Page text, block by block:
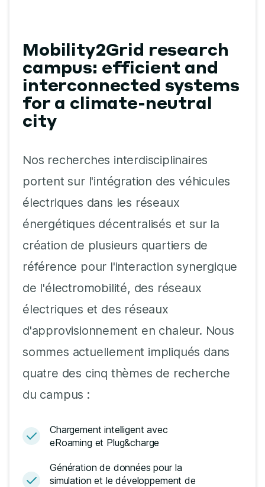
Mobility2Grid research
campus: efficient and
interconnected systems
for a climate-neutral
city
Nos recherches interdisciplinaires
portent sur l'intégration des véhicules
électriques dans les réseaux
énergétiques décentralisés et sur la
création de plusieurs quartiers de
référence pour l'interaction synergique
de l'électromobilité, des réseaux
électriques et des réseaux
d'approvisionnement en chaleur. Nous
sommes actuellement impliqués dans
quatre des cinq thèmes de recherche
du campus :
Chargement intelligent avec
eRoaming et Plug&charge
Génération de données pour la
simulation et le développement de